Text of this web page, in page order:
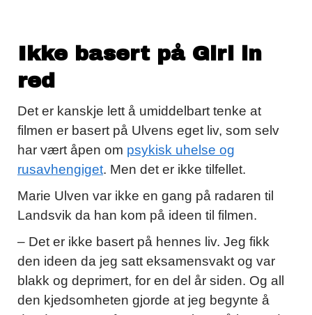
Ikke basert på Girl in
red
Det er kanskje lett å umiddelbart tenke at
filmen er basert på Ulvens eget liv, som selv
har vært åpen om psykisk uhelse og
rusavhengiget. Men det er ikke tilfellet.
Marie Ulven var ikke en gang på radaren til
Landsvik da han kom på ideen til filmen.
– Det er ikke basert på hennes liv. Jeg fikk
den ideen da jeg satt eksamensvakt og var
blakk og deprimert, for en del år siden. Og all
den kjedsomheten gjorde at jeg begynte å